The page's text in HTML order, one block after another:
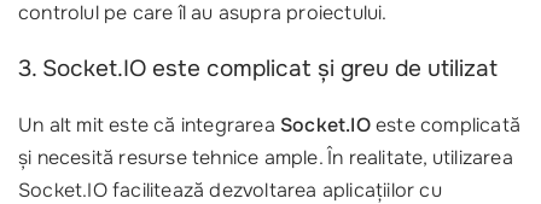
controlul pe care îl au asupra proiectului.
3. Socket.IO este complicat și greu de utilizat
Un alt mit este că integrarea Socket.IOeste complicată
și necesită resurse tehnice ample. În realitate, utilizarea
Socket.IO facilitează dezvoltarea aplicațiilor cu